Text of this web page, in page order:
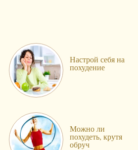
Настрой себя на
похудение
Можно ли
похудеть, крутя
обруч